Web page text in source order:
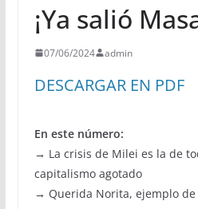
¡Ya salió
07/06/2024 admin
DESCARGAR EN PDF
En este número:
→ La crisis de Milei es la de
capitalismo agotado
→ Querida Norita, ejemplo